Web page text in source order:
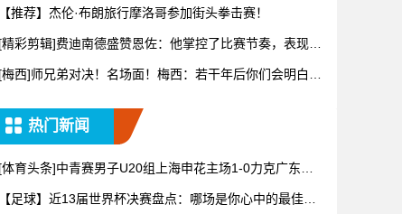
【推荐】杰伦·布朗旅行摩洛哥参加街头拳击赛！
[精彩剪辑]费迪南德盛赞恩佐：他掌控了比赛节奏，表现太
[梅西]师兄弟对决！名场面！梅西：若干年后你们会明白11
热门新闻
[体育头条]中青赛男子U20组上海申花主场1-0力克广东广
【足球】近13届世界杯决赛盘点：哪场是你心中的最佳？2